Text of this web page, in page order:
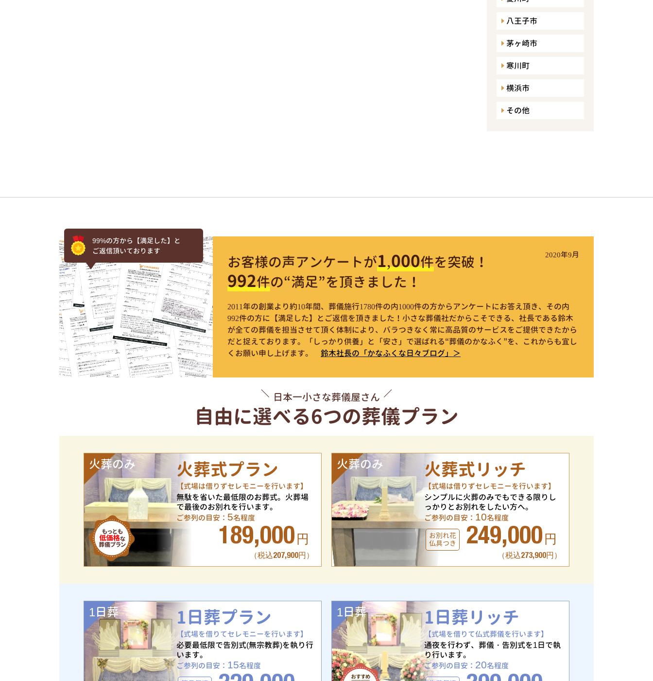
八王子市
茅ヶ崎市
寒川町
横浜市
その他
99%の方から【満足した】と
ご返信頂いております
お客様の声アンケートが1,000件を突破！
992件の“満足”を頂きました！
2020年9月
2011年の創業より約10年間、葬儀施行1780件の内1000件の方からアンケートにお答え頂き、その内
992件の方に【満足した】とご返信を頂きました！小さな葬儀社だからこそできる、社長である鈴木
が全ての葬儀を担当させて頂く体制により、バラつきなく常に高品質のサービスをご提供できたから
だと捉えております。「しっかり供養」と「安さ」で選ばれる“葬儀のかなふく”を、これからも宜し
くお願い申し上げます。
鈴木社長の「かなふくな日々ブログ」＞
日本一小さな葬儀屋さん
自由に選べる6つの葬儀プラン
火葬のみ 火葬式プラン
【式場は借りずセレモニーを行います】
無駄を省いた最低限のお葬式。火葬場
で最後のお別れを行います。
ご参列の目安： 5名程度
189,000 円
（税込207,900円）
火葬のみ 火葬式リッチ
【式場は借りずセレモニーを行います】
シンプルに火葬のみでもできる限りし
っかりとお別れをしたい方へ。
ご参列の目安： 10名程度
お別れ花
仏具つき
249,000 円
（税込273,900円）
1日葬 1日葬プラン
【式場を借りてセレモニーを行います】
必要最低限で告別式(無宗教葬)を執り行
います。
ご参列の目安： 15名程度
1日葬 1日葬リッチ
【式場を借りて仏式葬儀を行います】
通夜を行わず、葬儀・告別式を1日で執
り行います。
ご参列の目安： 20名程度